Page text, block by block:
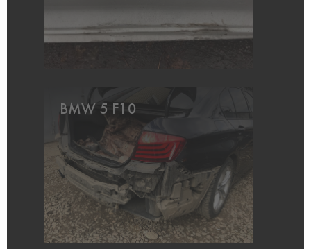
BMW 5 F10